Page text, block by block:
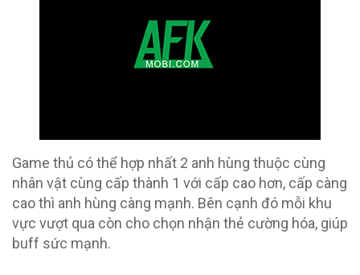
Game thủ có thể hợp nhất 2 anh hùng thuộc cùng
nhân vật cùng cấp thành 1 với cấp cao hơn, cấp càng
cao thì anh hùng càng mạnh. Bên cạnh đó mỗi khu
vực vượt qua còn cho chọn nhận thẻ cường hóa, giúp
buff sức mạnh.